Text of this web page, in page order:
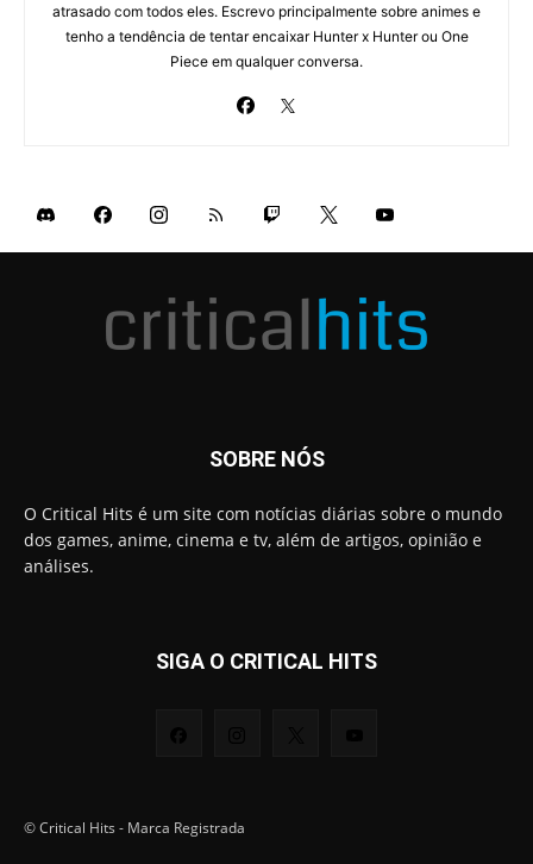
atrasado com todos eles. Escrevo principalmente sobre animes e
tenho a tendência de tentar encaixar Hunter x Hunter ou One
Piece em qualquer conversa.
SOBRE NÓS
O Critical Hits é um site com notícias diárias sobre o mundo
dos games, anime, cinema e tv, além de artigos, opinião e
análises.
SIGA O CRITICAL HITS
© Critical Hits - Marca Registrada